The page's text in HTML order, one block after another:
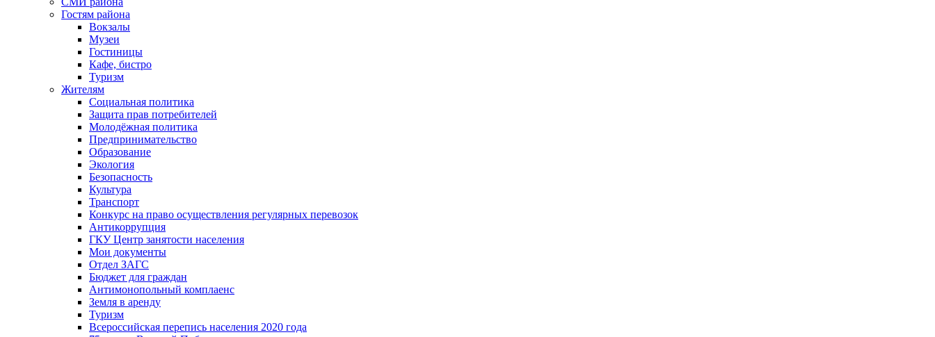
Гостям района
Вокзалы
Музеи
Гостиницы
Кафе, бистро
Туризм
Жителям
Социальная политика
Защита прав потребителей
Молодёжная политика
Предпринимательство
Образование
Экология
Безопасность
Культура
Транспорт
Конкурс на право осуществления регулярных перевозок
Антикоррупция
ГКУ Центр занятости населения
Мои документы
Отдел ЗАГС
Бюджет для граждан
Антимонопольный комплаенс
Земля в аренду
Туризм
Всероссийская перепись населения 2020 года